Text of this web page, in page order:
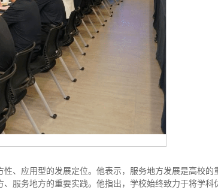
、应用型的发展定位。他表示，服务地方发展是高校的
服务地方的重要实践。他指出，学校始终致力于将学科